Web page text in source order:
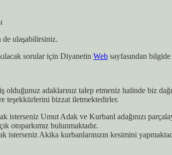
ulaşabilirsiniz.
sorular için Diyanetin Web sayfasından
adaklarınız talep etmeniz halinde biz
teşekkürlerini bizzat iletmektedirler.
isterseniz Umut Adak ve Kurbanl adağınızı
otoparkımız bulunmaktadır.
isterseniz Akika kurbanlarınızın kesimini